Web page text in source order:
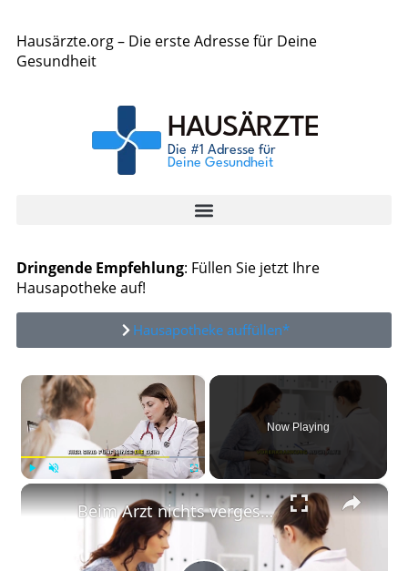
Hausärzte.org – Die erste Adresse für Deine
Gesundheit
Dringende Empfehlung: Füllen Sie jetzt Ihre
Hausapotheke auf!
Hausapotheke auffüllen*
×
Now Playing
×
Beim Arzt nichts vergessen - Diese 5 Infos sind entscheidend!